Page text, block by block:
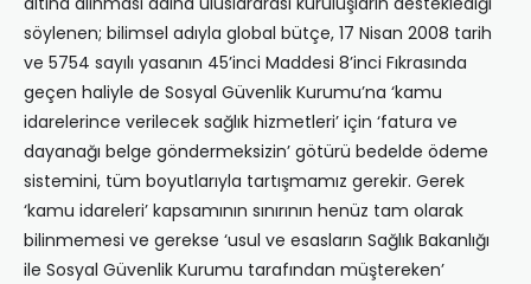
söylenen; bilimsel adıyla global bütçe, 17 Nisan 2008 tarih
ve 5754 sayılı yasanın 45’inci Maddesi 8’inci Fıkrasında
geçen haliyle de Sosyal Güvenlik Kurumu’na ‘kamu
idarelerince verilecek sağlık hizmetleri’ için ‘fatura ve
dayanağı belge göndermeksizin’ götürü bedelde ödeme
sistemini, tüm boyutlarıyla tartışmamız gerekir. Gerek
‘kamu idareleri’ kapsamının sınırının henüz tam olarak
bilinmemesi ve gerekse ‘usul ve esasların Sağlık Bakanlığı
ile Sosyal Güvenlik Kurumu tarafından müştereken’